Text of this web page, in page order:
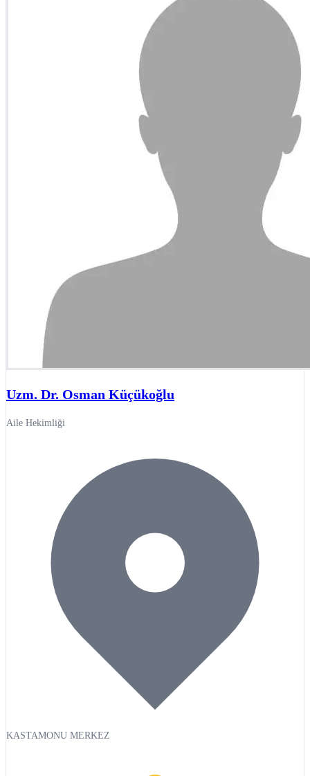
Uzm. Dr. Osman Küçükoğlu
Aile Hekimliği
KASTAMONU MERKEZ